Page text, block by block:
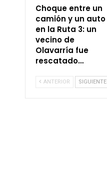
Choque entre un
camión y un auto
en la Ruta 3: un
vecino de
Olavarría fue
rescatado…
ANTERIOR SIGUIENTE